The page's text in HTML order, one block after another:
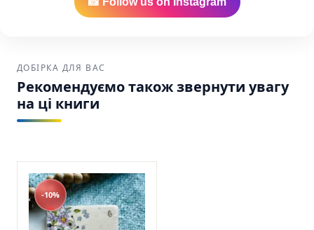
ДОБІРКА ДЛЯ ВАС
Рекомендуємо також звернути увагу
на ці книги
-10%